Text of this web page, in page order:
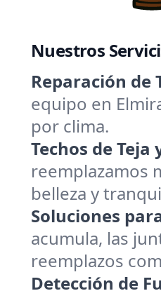
Nuestros
Reparación de
equipo en
por clima.
Techos de Teja
reemplazamos
belleza y
Soluciones
acumula, las
reemplazos
Detección de